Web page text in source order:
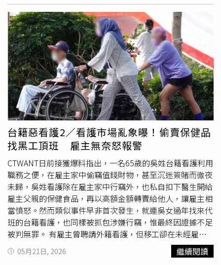
良打動，「她說看到我有認養一些孤兒，相信我心地很柔
軟，壞不到哪裡去」。如今康康有一雙兒女，已經7歲的女
兒出生的那一年，是出道20年愛唱歌的康康，第一次入圍金
曲獎台語男歌手，他說女兒很愛看他的表演，都會對他說
「爸爸是我的偶像」。
太震驚了，我昨天才滑到他的抖音影片而已，看到貼文時想
說名字好眼熟，馬上意會過來不是臉書那個雙寶爸的元瀚醫
生吧⋯」，更提及自己很喜歡看張醫師的影片，原本還打算
找張醫師處理牙齒問題，沒想到卻突然看到離世消息。 在
Instagram 查看這則貼文 從 Instagram 分享的貼文 在
Instagram 查看這則貼文 張元瀚醫師
（@allon4_oms.drchang）分享的貼文 醫師好友低調證實
面對外界關心，張元瀚醫師的好友也出面回應，友人表示，
「謝謝你們緬懷他，他真的是一位好朋友、好醫師。」並提
到，身為夫妻倆的朋友，目前最大的心願，就是希望家屬能
早日走出傷痛，替他繼續好好走下去。簡短幾句話，也讓許
多網友看了更加鼻酸。患者憶暖心看診過程：世界少了一個
很好的人消息曝光後，大批曾被張醫師看診過的患者也紛紛
留言悼念。有網友表示，自己三顆水平智齒都是由張醫師拔
除，「每次回診時，醫師和牙助互動都很溫暖」每天也都會
追蹤醫師夫妻的限時動態，從備孕、懷孕到孩子出生一路見
證，如今突然聽聞消息，心情久久無法平復，感嘆「世界上
又少了一個很好很好的人」。不少網友也湧入留言替張醫師
的親友打氣，希望家屬能度過這段最艱難的時刻。 才剛發
行回憶錄！前外交部長楊進添逝世 林佳龍悲痛哀悼 竹市文
史國寶張德南辭世！市府追思：精神將長存城市記憶 化學
補教名師離世！享壽68歲 學生哀悼不捨
台籍惡看護2／看護市場亂象曝！偷賣保健品
找黑工頂班 雇主無奈怒報警
CTWANT日前接獲爆料指出，一名65歲的吳姓台籍看護利用
職務之便，在雇主家中偷竊值錢財物，甚至沉迷簽賭而徹夜
未歸，吳姓看護除在雇主家中行竊外，也私自扣下醫生開給
雇主父親的保健食品，再以高額金額轉賣給他人，讓雇主相
當憤怒。然而類似事件早非首次發生，就連吳女過年找來代
班的台籍看護，也同樣被抓包涉嫌行竊，惟最終因證據不足
被判無罪。 有雇主曾聘請外籍看護，但移工卻在未經雇主
同意下，找來朋友在雇主家中大做美髮、美甲。（圖／民眾
提供）隨著台灣進入高齡化社會，長照服務需求增加，不少
05月21日, 2026 繼續閱讀